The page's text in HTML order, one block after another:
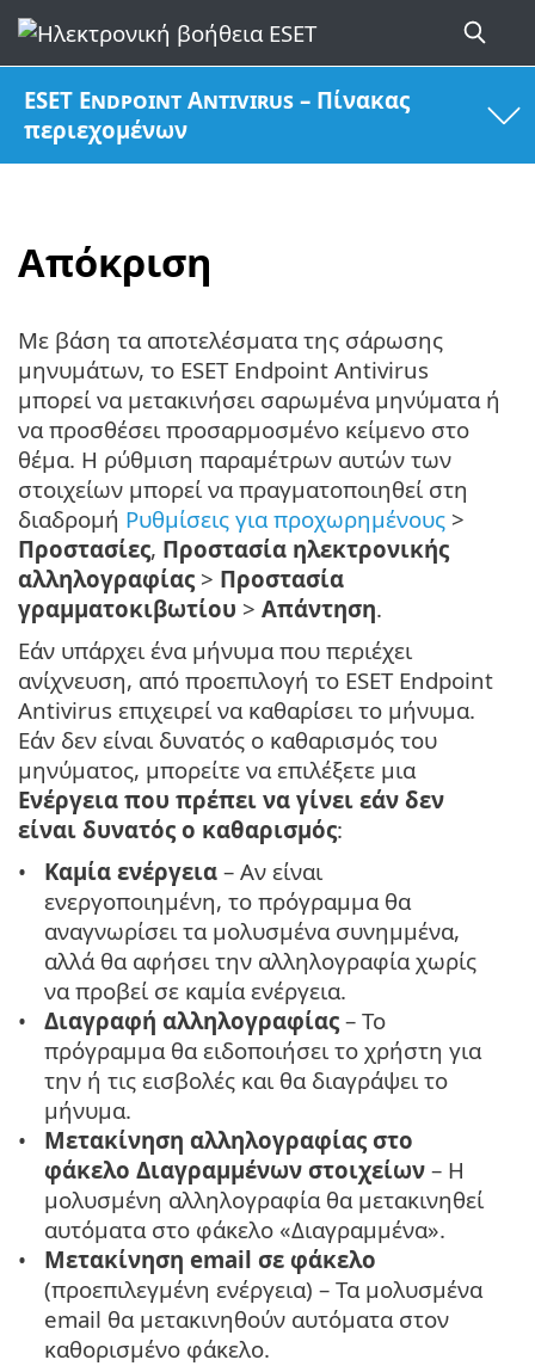
ESET Endpoint Antivirus – Πίνακας
περιεχομένων
Απόκριση
Με βάση τα αποτελέσματα της σάρωσης
μηνυμάτων, το ESET Endpoint Antivirus
μπορεί να μετακινήσει σαρωμένα μηνύματα ή
να προσθέσει προσαρμοσμένο κείμενο στο
θέμα. Η ρύθμιση παραμέτρων αυτών των
στοιχείων μπορεί να πραγματοποιηθεί στη
διαδρομή Ρυθμίσεις για προχωρημένους >
Προστασίες, Προστασία ηλεκτρονικής
αλληλογραφίας > Προστασία
γραμματοκιβωτίου > Απάντηση.
Εάν υπάρχει ένα μήνυμα που περιέχει
ανίχνευση, από προεπιλογή το ESET Endpoint
Antivirus επιχειρεί να καθαρίσει το μήνυμα.
Εάν δεν είναι δυνατός ο καθαρισμός του
μηνύματος, μπορείτε να επιλέξετε μια
Ενέργεια που πρέπει να γίνει εάν δεν
είναι δυνατός ο καθαρισμός:
Καμία ενέργεια – Αν είναι
ενεργοποιημένη, το πρόγραμμα θα
αναγνωρίσει τα μολυσμένα συνημμένα,
αλλά θα αφήσει την αλληλογραφία χωρίς
να προβεί σε καμία ενέργεια.
Διαγραφή αλληλογραφίας – Το
πρόγραμμα θα ειδοποιήσει το χρήστη για
την ή τις εισβολές και θα διαγράψει το
μήνυμα.
Μετακίνηση αλληλογραφίας στο
φάκελο Διαγραμμένων στοιχείων – Η
μολυσμένη αλληλογραφία θα μετακινηθεί
αυτόματα στο φάκελο «Διαγραμμένα».
Μετακίνηση email σε φάκελο
(προεπιλεγμένη ενέργεια) – Τα μολυσμένα
email θα μετακινηθούν αυτόματα στον
καθορισμένο φάκελο.